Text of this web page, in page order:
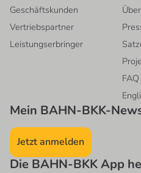
Geschäftskunden
Vertriebspartner
Leistungserbringer
FAQ
Mein BAHN-BKK-
Jetzt anmelden
Die BAHN-BKK App